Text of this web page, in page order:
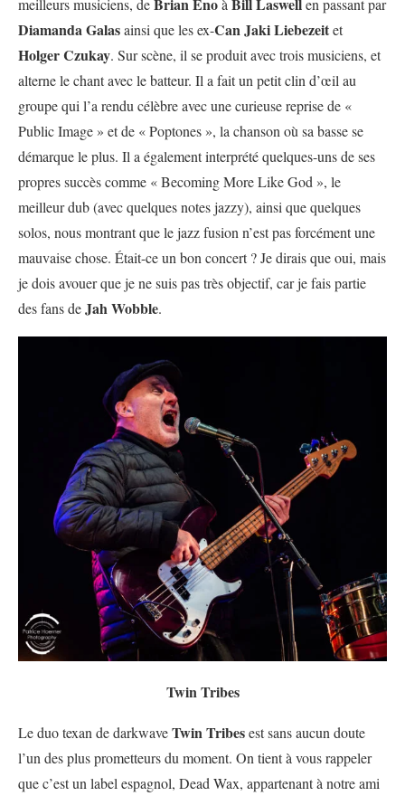
meilleurs musiciens, deBrian EnoàBill Laswellen passant par
Diamanda Galasainsi que les ex-CanJaki Liebezeitet
Holger Czukay. Sur scène, il se produit avec trois musiciens, et
alterne le chant avec le batteur. Il a fait un petit clin d’œil au
groupe qui l’a rendu célèbre avec une curieuse reprise de «
Public Image » et de « Poptones », la chanson où sa basse se
démarque le plus. Il a également interprété quelques-uns de ses
propres succès comme « Becoming More Like God », le
meilleur dub (avec quelques notes jazzy), ainsi que quelques
solos, nous montrant que le jazz fusion n’est pas forcément une
mauvaise chose. Était-ce un bon concert ? Je dirais que oui, mais
je dois avouer que je ne suis pas très objectif, car je fais partie
des fans deJah Wobble.
Twin Tribes
Le duo texan de darkwaveTwin Tribesest sans aucun doute
l’un des plus prometteurs du moment. On tient à vous rappeler
que c’est un label espagnol, Dead Wax, appartenant à notre ami